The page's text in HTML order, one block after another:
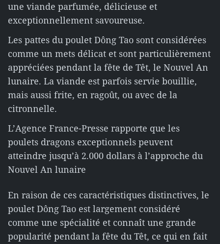
une viande parfumée, délicieuse et
exceptionnellement savoureuse.
Les pattes du poulet Dông Tao sont considérées
comme un mets délicat et sont particulièrement
appréciées pendant la fête de Têt, le Nouvel An
lunaire. La viande est parfois servie bouillie,
mais aussi frite, en ragoût, ou avec de la
citronnelle.
L’Agence France-Presse rapporte que les
poulets dragons exceptionnels peuvent
atteindre jusqu’à 2.000 dollars à l’approche du
Nouvel An lunaire
En raison de ces caractéristiques distinctives, le
poulet Dông Tao est largement considéré
comme une spécialité et connaît une grande
popularité pendant la fête du Têt, ce qui en fait